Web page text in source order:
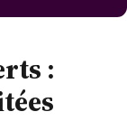
: